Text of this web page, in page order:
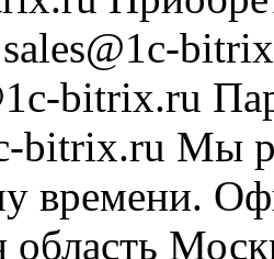
sales@1c-
bitrix.ru
bitrix.ru Мы
времени.